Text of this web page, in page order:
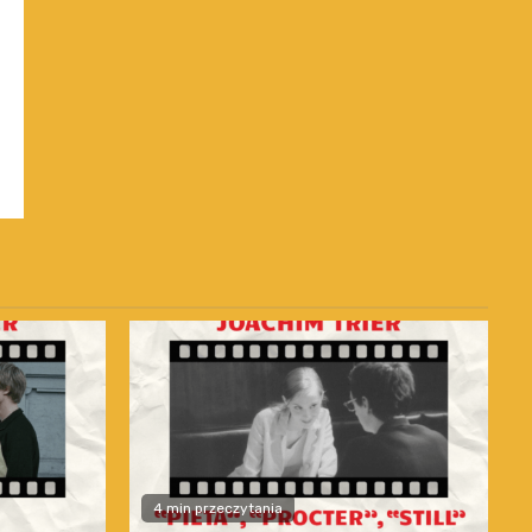
4 min przeczytania